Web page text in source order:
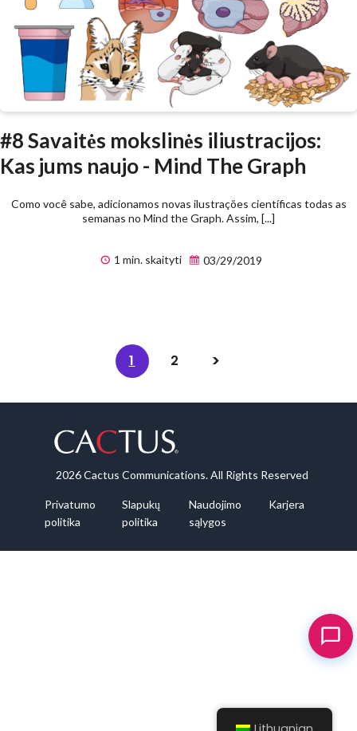
#8 Savaitės mokslinės iliustracijos:
Kas jums naujo - Mind The Graph
Como você sabe, adicionamos novas ilustrações científicas todas as
semanas no Mind the Graph. Assim, [...]
1 min. skaityti 03/29/2019
1 2
2026 Cactus Communications. All Rights Reserved
Privatumo
politika
Slapukų
politika
Naudojimo
sąlygos
Karjera